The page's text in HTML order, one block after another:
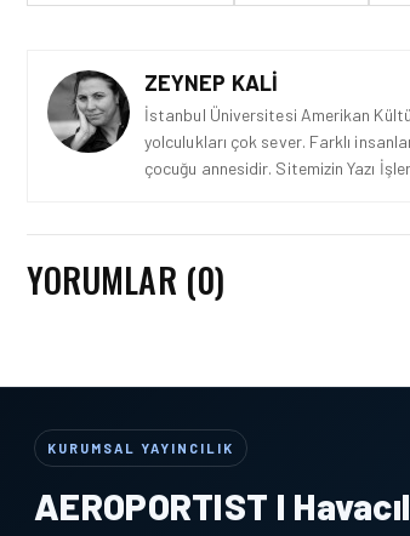
ZEYNEP KALI
İstanbul Üniversitesi Amerikan
yolculukları çok sever. Farklı
çocuğu annesidir. Sitemizin Yazı
YORUMLAR (0)
KURUMSAL YAYINCILIK
AEROPORTIST I